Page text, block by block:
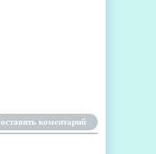
оставить коментарий